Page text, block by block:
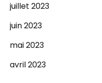
juillet 2023
juin 2023
mai 2023
avril 2023